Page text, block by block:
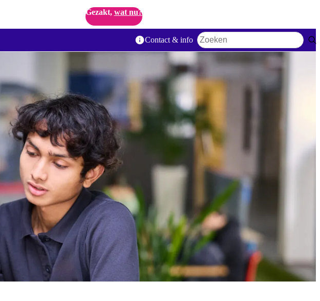
Gezakt, wat nu?
Contact & info Zoekwoord